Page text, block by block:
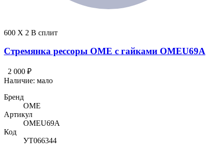
600 X 2 В сплит
Стремянка рессоры OME с гайками OMEU69A
2 000 ₽
Наличие: мало
Бренд
OME
Артикул
OMEU69A
Код
УТ066344